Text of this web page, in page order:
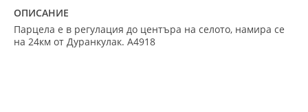
ОПИСАНИЕ
Парцела е в регулация до центъра на селото, намира се
на 24км от Дуранкулак. А4918